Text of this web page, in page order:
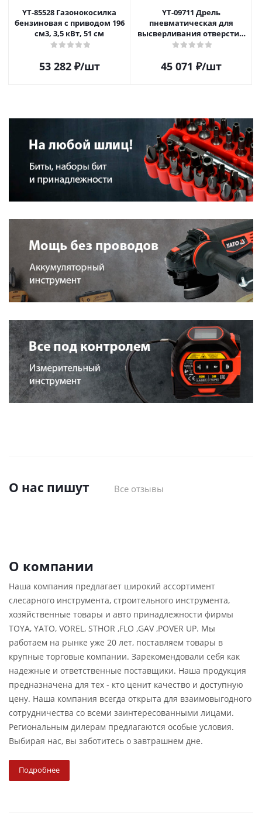
YT-85528 Газонокосилка
бензиновая с приводом 196
см3, 3,5 кВт, 51 см
53 282₽/шт
YT-09711 Дрель
пневматическая для
высверливания отверстий
под точечную сварку
45 071 ₽/шт
О нас пишут Все отзывы
О компании
Наша компания предлагает широкий ассортимент
слесарного инструмента, строительного инструмента,
хозяйственные товары и авто принадлежности фирмы
TOYA, YATO, VOREL, STHOR ,FLO ,GAV ,POVER UP. Мы
работаем на рынке уже 20 лет, поставляем товары в
крупные торговые компании. Зарекомендовали себя как
надежные и ответственные поставщики. Наша продукция
предназначена для тех - кто ценит качество и доступную
цену. Наша компания всегда открыта для взаимовыгодного
сотрудничества со всеми заинтересованными лицами.
Региональным дилерам предлагаются особые условия.
Выбирая нас, вы заботитесь о завтрашнем дне.
Подробнее